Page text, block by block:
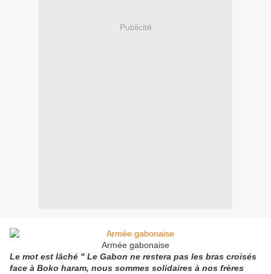
Publicité
Armée gabonaise
Le mot est lâché " Le Gabon ne restera pas les bras croisés
face à Boko haram, nous sommes solidaires à nos frères